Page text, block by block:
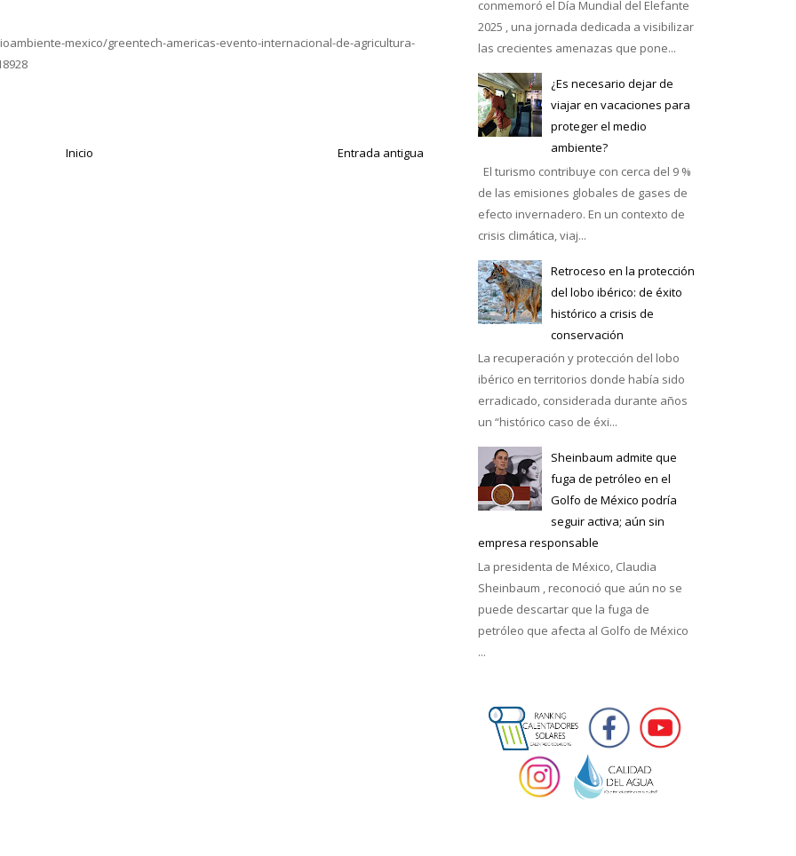
mexico/greentech-americas-evento-internacional-de-agricultura-
Entrada antigua
Inicio
conmemoró el Día Mundial del Elefante
2025 , una jornada dedicada a visibilizar
las crecientes amenazas que pone...
¿Es necesario dejar de
viajar en vacaciones para
proteger el medio
ambiente?
El turismo contribuye con cerca del 9 %
de las emisiones globales de gases de
efecto invernadero. En un contexto de
crisis climática, viaj...
Retroceso en la protección
del lobo ibérico: de éxito
histórico a crisis de
conservación
La recuperación y protección del lobo
ibérico en territorios donde había sido
erradicado, considerada durante años
un “histórico caso de éxi...
Sheinbaum admite que
fuga de petróleo en el
Golfo de México podría
seguir activa; aún sin
empresa responsable
La presidenta de México, Claudia
Sheinbaum , reconoció que aún no se
puede descartar que la fuga de
petróleo que afecta al Golfo de México
...